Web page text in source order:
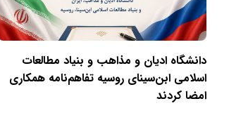
دانشگاه ادیان و مذاهب و بنیاد مطالعات
اسلامی ابن‌سینای روسیه تفاهم‌نامه همکاری
امضا کردند